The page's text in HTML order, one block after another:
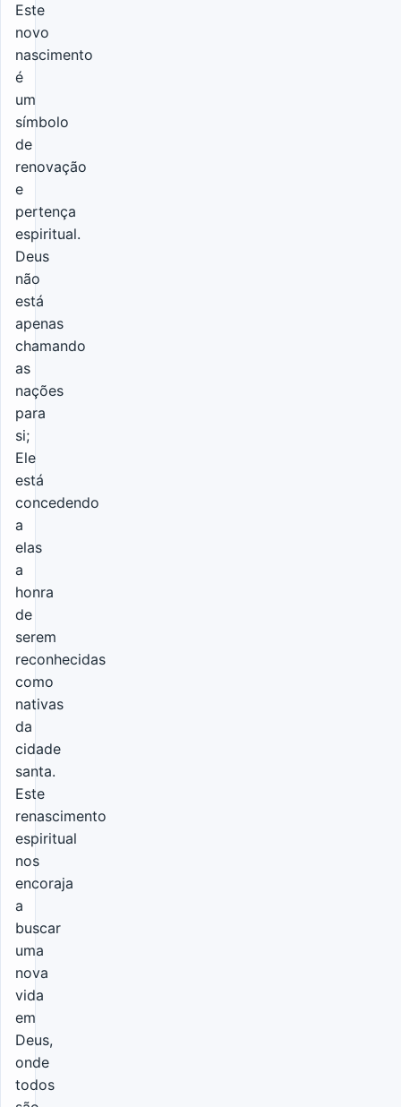
Este
novo
nascimento
é
um
símbolo
de
renovação
e
pertença
espiritual.
Deus
não
está
apenas
chamando
as
nações
para
si;
Ele
está
concedendo
a
elas
a
honra
de
serem
reconhecidas
como
nativas
da
cidade
santa.
Este
renascimento
espiritual
nos
encoraja
a
buscar
uma
nova
vida
em
Deus,
onde
todos